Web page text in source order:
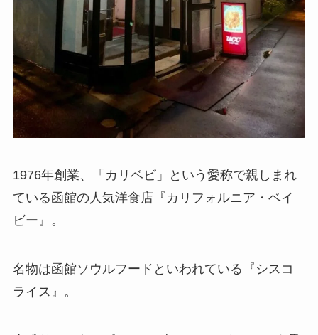
1976年創業、「カリベビ」という愛称で親しまれ
ている函館の人気洋食店『カリフォルニア・ベイ
ビー』。
名物は函館ソウルフードといわれている『シスコ
ライス』。